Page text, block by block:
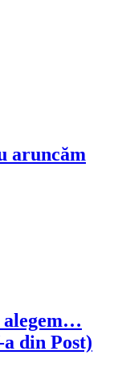
aruncăm
alegem…
din Post)